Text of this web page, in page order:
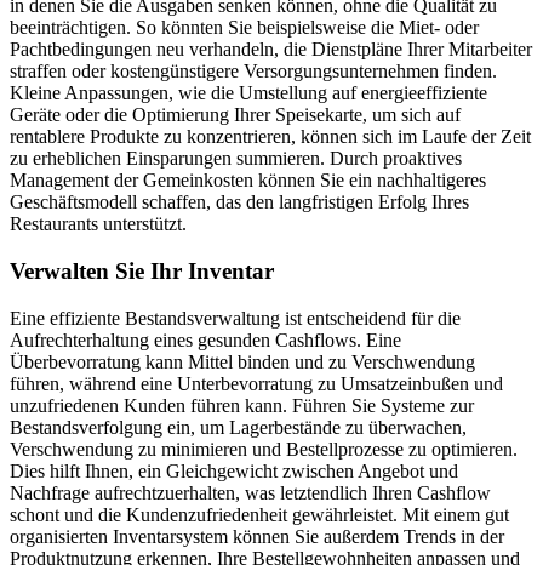
in denen Sie die Ausgaben senken können, ohne die Qualität zu
beeinträchtigen. So könnten Sie beispielsweise die Miet- oder
Pachtbedingungen neu verhandeln, die Dienstpläne Ihrer Mitarbeiter
straffen oder kostengünstigere Versorgungsunternehmen finden.
Kleine Anpassungen, wie die Umstellung auf energieeffiziente
Geräte oder die Optimierung Ihrer Speisekarte, um sich auf
rentablere Produkte zu konzentrieren, können sich im Laufe der Zeit
zu erheblichen Einsparungen summieren. Durch proaktives
Management der Gemeinkosten können Sie ein nachhaltigeres
Geschäftsmodell schaffen, das den langfristigen Erfolg Ihres
Restaurants unterstützt.
Verwalten Sie Ihr Inventar
Eine effiziente Bestandsverwaltung ist entscheidend für die
Aufrechterhaltung eines gesunden Cashflows. Eine
Überbevorratung kann Mittel binden und zu Verschwendung
führen, während eine Unterbevorratung zu Umsatzeinbußen und
unzufriedenen Kunden führen kann. Führen Sie Systeme zur
Bestandsverfolgung ein, um Lagerbestände zu überwachen,
Verschwendung zu minimieren und Bestellprozesse zu optimieren.
Dies hilft Ihnen, ein Gleichgewicht zwischen Angebot und
Nachfrage aufrechtzuerhalten, was letztendlich Ihren Cashflow
schont und die Kundenzufriedenheit gewährleistet. Mit einem gut
organisierten Inventarsystem können Sie außerdem Trends in der
Produktnutzung erkennen, Ihre Bestellgewohnheiten anpassen und